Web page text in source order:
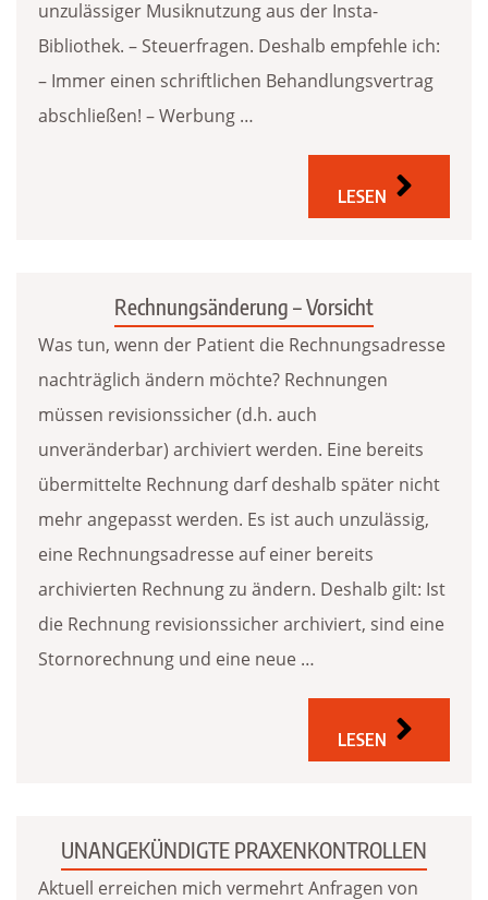
unzulässiger Musiknutzung aus der Insta-
Bibliothek. – Steuerfragen. Deshalb empfehle ich:
– Immer einen schriftlichen Behandlungsvertrag
abschließen! – Werbung …
LESEN
Rechnungsänderung – Vorsicht
Was tun, wenn der Patient die Rechnungsadresse
nachträglich ändern möchte? Rechnungen
müssen revisionssicher (d.h. auch
unveränderbar) archiviert werden. Eine bereits
übermittelte Rechnung darf deshalb später nicht
mehr angepasst werden. Es ist auch unzulässig,
eine Rechnungsadresse auf einer bereits
archivierten Rechnung zu ändern. Deshalb gilt: Ist
die Rechnung revisionssicher archiviert, sind eine
Stornorechnung und eine neue …
LESEN
UNANGEKÜNDIGTE PRAXENKONTROLLEN
Aktuell erreichen mich vermehrt Anfragen von